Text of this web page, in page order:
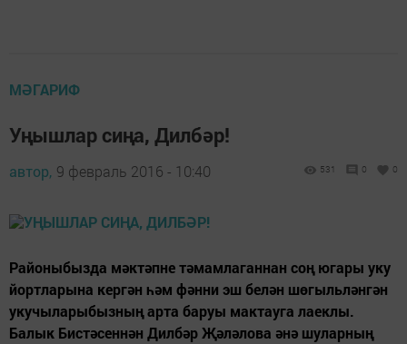
МӘГАРИФ
Уңышлар сиңа, Дилбәр!
автор, 9 февраль 2016 - 10:40 531 0 0
Районыбызда мәктәпне тәмамлаганнан соң югары уку
йортларына кергән һәм фәнни эш белән шөгыльләнгән
укучыларыбызның арта баруы мактауга лаеклы.
Балык Бистәсеннән Дилбәр Җәләлова әнә шуларның